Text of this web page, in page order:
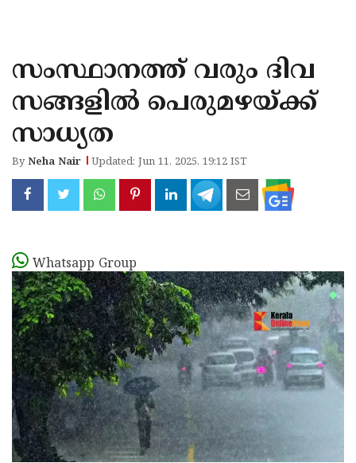
KANNUR
KASARAGOD
സംസ്ഥാനത്ത് വരും ദിവ
സങ്ങളിൽ പെരുമഴയ്ക്ക്
സാധ്യത
ByNeha Nair Updated: Jun 11, 2025, 19:12 IST
Whatsapp Group